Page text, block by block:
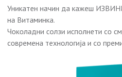
Уникатен начин да кажеш
на Витаминка.
Чоколадни солзи исполнети со
современа технологија и со